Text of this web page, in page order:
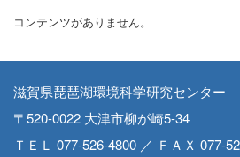
コンテンツがありません。
滋賀県琵琶湖環境科学研究センター
〒520-0022 大津市柳が崎5-34
ＴＥＬ 077-526-4800 ／ ＦＡＸ 077-